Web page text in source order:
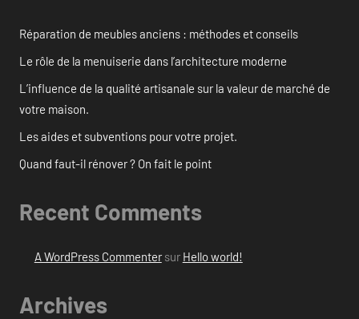
Réparation de meubles anciens : méthodes et conseils
Le rôle de la menuiserie dans l’architecture moderne
L’influence de la qualité artisanale sur la valeur de marché de
votre maison.
Les aides et subventions pour votre projet.
Quand faut-il rénover ? On fait le point
Recent Comments
A WordPress Commentersur Hello world!
Archives